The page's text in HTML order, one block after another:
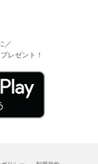
／
レゼント！